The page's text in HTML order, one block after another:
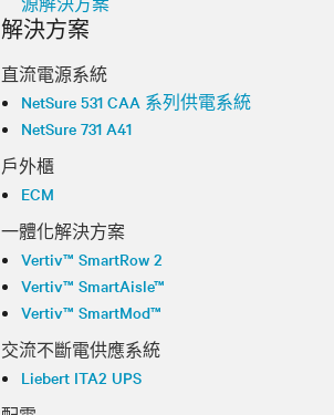
解決方案
直流電源系統
NetSure 531 CAA 系列供電系統
NetSure 731 A41
戶外櫃
ECM
一體化解決方案
Vertiv™ SmartRow 2
Vertiv™ SmartAisle™
Vertiv™ SmartMod™
交流不斷電供應系統
Liebert ITA2 UPS